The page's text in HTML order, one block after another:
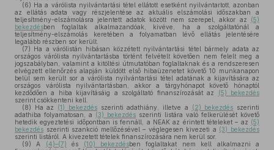
(6) Ha a várólista nyilvántartási tétel ellátott esetként nyilvántartott, azonban
az ellátás adata vagy részjelentése az aktuális elszámolási időszakban a
teljesítmény-elszámolásra jelentett adatok között nem szerepel, akkor az (5)
bekezdésben foglaltak alkalmazandóak, kivéve, ha a szolgáltatónál a
teljesítmény-elszámolás keretében a folyamatban lévő ellátás jelentésére
legalább részben sor került.
(7) Ha a várólistán hibásan közzétett nyilvántartási tétel bármely adata az
országos várólista nyilvántartásba történt felvételt követően nem felelt meg a
jogszabályban, valamint a kitöltési útmutatóban foglaltaknak és a rendszeresen
elvégzett ellenőrzés alapján küldött első hibaüzenetet követő 10 munkanapon
belül sem került sor a várólista nyilvántartási tétel adatának a kijavítására az
országos várólista nyilvántartásban, akkor a tárgyhónapot követő hónaptól
kezdődően a hiba kijavításáig a szolgáltató finanszírozását az
(5) bekezdés
szerint csökkenteni kell.
(8) Ha az (1) bekezdésszerinti adathiány, illetve a (2) bekezdés szerinti
adathiba folyamatosan, a (3) bekezdés szerinti listára való felkerülését követő
hetedik egyeztetési időpontban is fennáll, a NEAK az érintett tételeket – az (5)
bekezdés szerinti szankció mellőzésével – véglegesen kivezeti a (3) bekezdés
szerinti listáról. A kivezetett tételek finanszírozására nem kerül sor.
(9) A (4)–(7) és (10) bekezdésben foglaltakat nem kell alkalmazni a